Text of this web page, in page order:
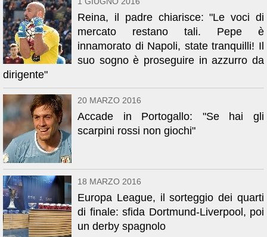
Reina, il padre chiarisce: "Le voci di
mercato restano tali. Pepe è
innamorato di Napoli, state tranquilli! Il
suo sogno è proseguire in azzurro da
dirigente"
20 MARZO 2016
Accade in Portogallo: "Se hai gli
scarpini rossi non giochi"
18 MARZO 2016
Europa League, il sorteggio dei quarti
di finale: sfida Dortmund-Liverpool, poi
un derby spagnolo